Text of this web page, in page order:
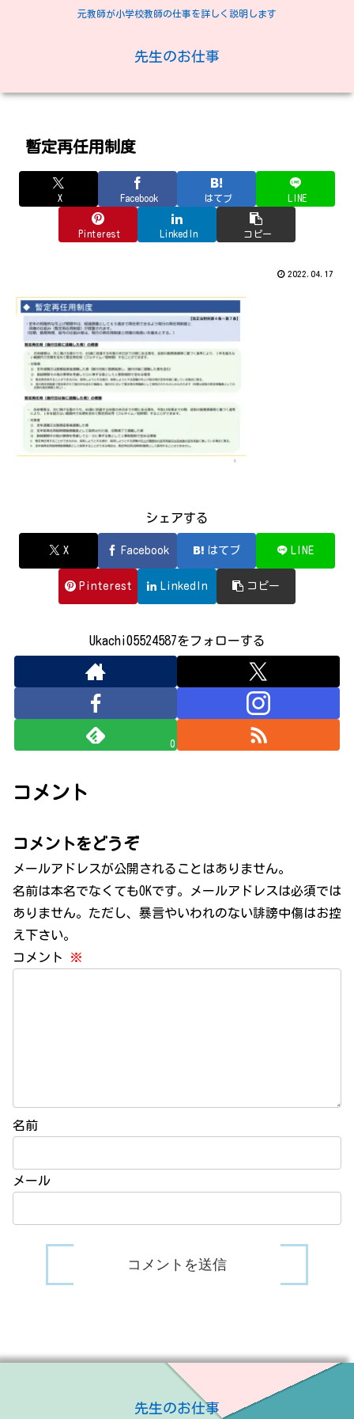
元教師が小学校教師の仕事を詳しく説明します
先生のお仕事
暫定再任用制度
X Facebook はてブ LINE
Pinterest LinkedIn コピー
2022.04.17
シェアする
X Facebook はてブ LINE
Pinterest LinkedIn コピー
Ukachi05524587をフォローする
0
コメント
コメントをどうぞ
メールアドレスが公開されることはありません。
名前は本名でなくてもOKです。メールアドレスは必須では
ありません。ただし、暴言やいわれのない誹謗中傷はお控
え下さい。
コメント
※
名前
メール
先生のお仕事